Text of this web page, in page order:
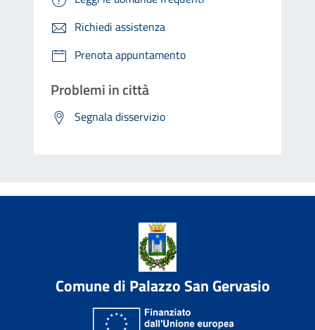
Richiedi assistenza
Prenota appuntamento
Problemi in città
Segnala disservizio
Comune di Palazzo San Gervasio